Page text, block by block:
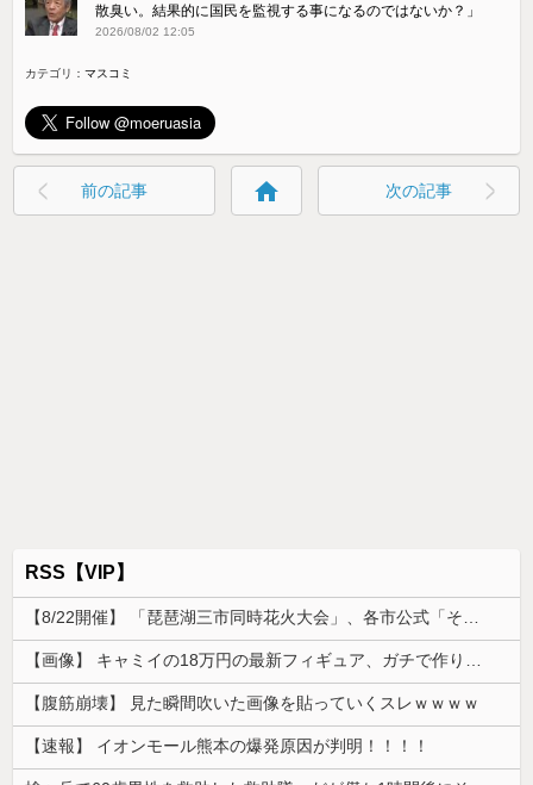
散臭い。結果的に国民を監視する事になるのではないか？」
2026/08/02 12:05
カテゴリ：マスコミ
前の記事 home 次の記事
RSS【VIP】
【腹筋崩壊】 見た瞬間吹いた画像を貼っていくスレｗｗｗｗ
【速報】 イオンモール熊本の爆発原因が判明！！！！